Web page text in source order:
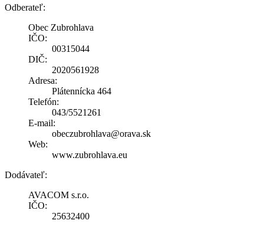
Odberateľ:
Obec Zubrohlava
IČO:
00315044
DIČ:
2020561928
Adresa:
Plátennícka 464
Telefón:
043/5521261
E-mail:
obeczubrohlava@orava.sk
Web:
www.zubrohlava.eu
Dodávateľ:
AVACOM s.r.o.
IČO:
25632400